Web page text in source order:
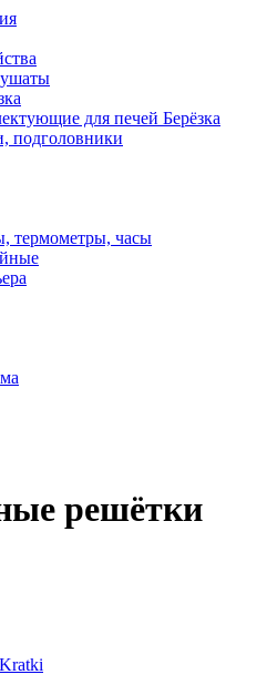
для печей Берёзка
подголовники
термометры, часы
решётки